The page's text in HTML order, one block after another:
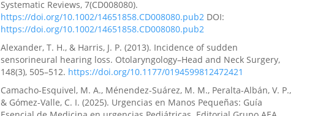
Systematic Reviews, 7(CD008080).
https://doi.org/10.1002/14651858.CD008080.pub2 DOI:
https://doi.org/10.1002/14651858.CD008080.pub2
Alexander, T. H., & Harris, J. P. (2013). Incidence of sudden
sensorineural hearing loss. Otolaryngology–Head and Neck Surgery,
148(3), 505–512. https://doi.org/10.1177/0194599812472421
Camacho-Esquivel, M. A., Ménendez-Suárez, M. M., Peralta-Albán, V. P.,
& Gómez-Valle, C. I. (2025). Urgencias en Manos Pequeñas: Guía